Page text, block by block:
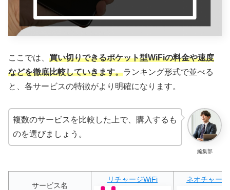
ここでは、 買い切りできるポケット型WiFiの料金や速度
などを徹底比較していきます。ランキング形式で並べる
と、各サービスの特徴がより明確になります。
編集部
複数のサービスを比較した上で、購入するも
のを選びましょう。
サービス名
リチャージWiFi ネオチャー